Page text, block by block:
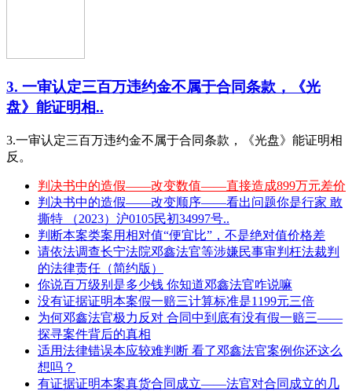
3. 一审认定三百万违约金不属于合同条款，《光
盘》能证明相..
3.一审认定三百万违约金不属于合同条款，《光盘》能证明相
反。
判决书中的造假——改变数值——直接造成899万元差价
判决书中的造假——改变顺序——看出问题你是行家 敢
撕特 （2023）沪0105民初34997号..
判断本案类案用相对值“便宜比”，不是绝对值价格差
请依法调查长宁法院邓鑫法官等涉嫌民事审判枉法裁判
的法律责任（简约版）
你说百万级别是多少钱 你知道邓鑫法官咋说嘛
没有证据证明本案假一赔三计算标准是1199元三倍
为何邓鑫法官极力反对 合同中到底有没有假一赔三——
探寻案件背后的真相
适用法律错误本应较难判断 看了邓鑫法官案例你还这么
想吗？
有证据证明本案真货合同成立——法官对合同成立的几